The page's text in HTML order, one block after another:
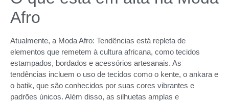
Afro
Atualmente, a Moda Afro: Tendências está repleta de
elementos que remetem à cultura africana, como tecidos
estampados, bordados e acessórios artesanais. As
tendências incluem o uso de tecidos como o kente, o ankara e
o batik, que são conhecidos por suas cores vibrantes e
padrões únicos. Além disso, as silhuetas amplas e